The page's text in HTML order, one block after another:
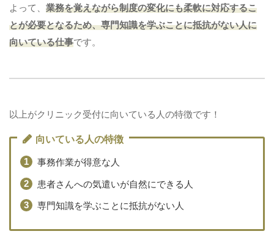
よって、 業務を覚えながら制度の変化にも柔軟に対応するこ
とが必要となるため、専門知識を学ぶことに抵抗がない人に
向いている仕事です。
以上がクリニック受付に向いている人の特徴です！
向いている人の特徴
事務作業が得意な人
患者さんへの気遣いが自然にできる人
専門知識を学ぶことに抵抗がない人